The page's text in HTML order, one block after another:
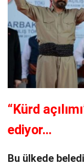
“Kürd
ediyor…
Bu ülkede